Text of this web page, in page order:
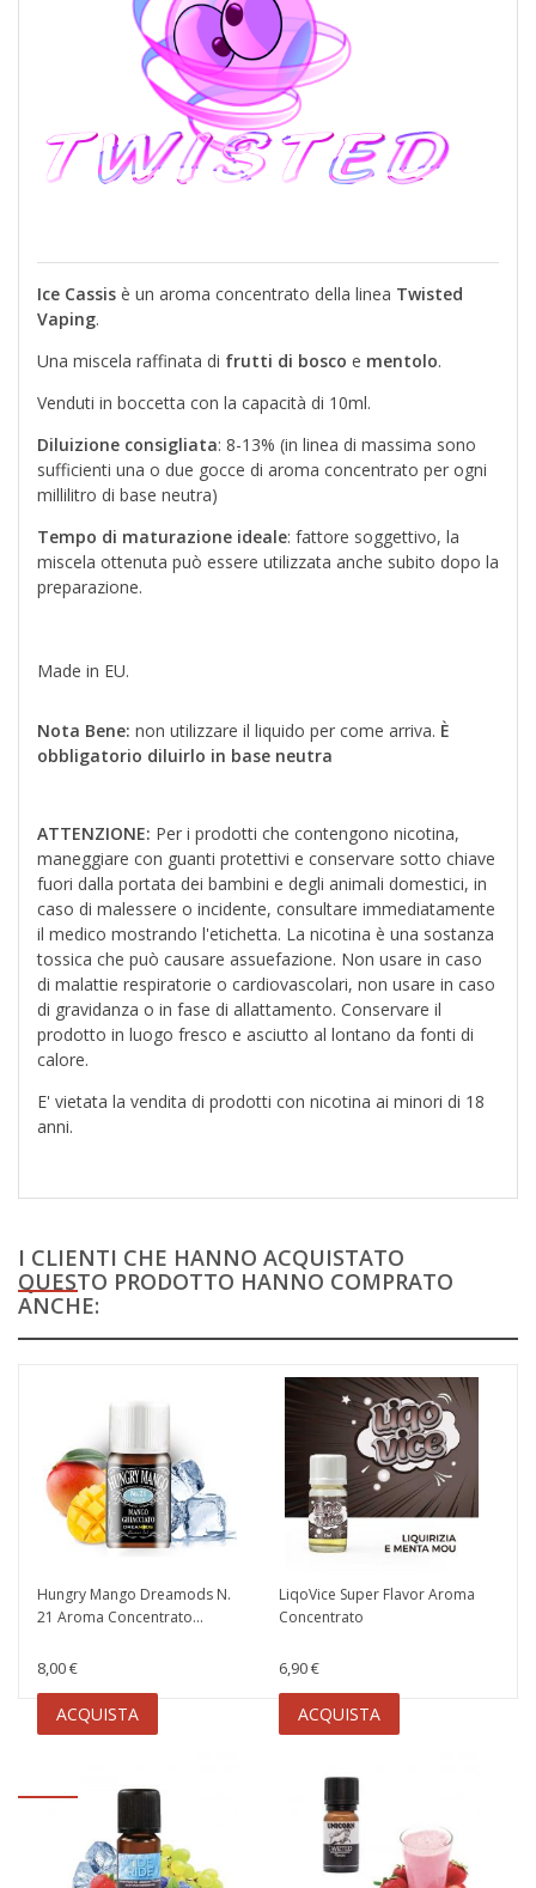
Ice Cassis è un aroma concentrato della linea Twisted
Vaping.
Una miscela raffinata di frutti di bosco e mentolo.
Venduti in boccetta con la capacità di 10ml.
Diluizione consigliata: 8-13% (in linea di massima sono
sufficienti una o due gocce di aroma concentrato per ogni
millilitro di base neutra)
Tempo di maturazione ideale: fattore soggettivo, la
miscela ottenuta può essere utilizzata anche subito dopo la
preparazione.
Made in EU.
Nota Bene: non utilizzare il liquido per come arriva. È
obbligatorio diluirlo in base neutra
ATTENZIONE: Per i prodotti che contengono nicotina,
maneggiare con guanti protettivi e conservare sotto chiave
fuori dalla portata dei bambini e degli animali domestici, in
caso di malessere o incidente, consultare immediatamente
il medico mostrando l'etichetta. La nicotina è una sostanza
tossica che può causare assuefazione. Non usare in caso
di malattie respiratorie o cardiovascolari, non usare in caso
di gravidanza o in fase di allattamento. Conservare il
prodotto in luogo fresco e asciutto al lontano da fonti di
calore.
E' vietata la vendita di prodotti con nicotina ai minori di 18
anni.
I CLIENTI CHE HANNO ACQUISTATO
QUESTO PRODOTTO HANNO COMPRATO
ANCHE:
Hungry Mango Dreamods N.
21 Aroma Concentrato...
8,00 €
ACQUISTA
LiqoVice Super Flavor Aroma
Concentrato
6,90 €
ACQUISTA